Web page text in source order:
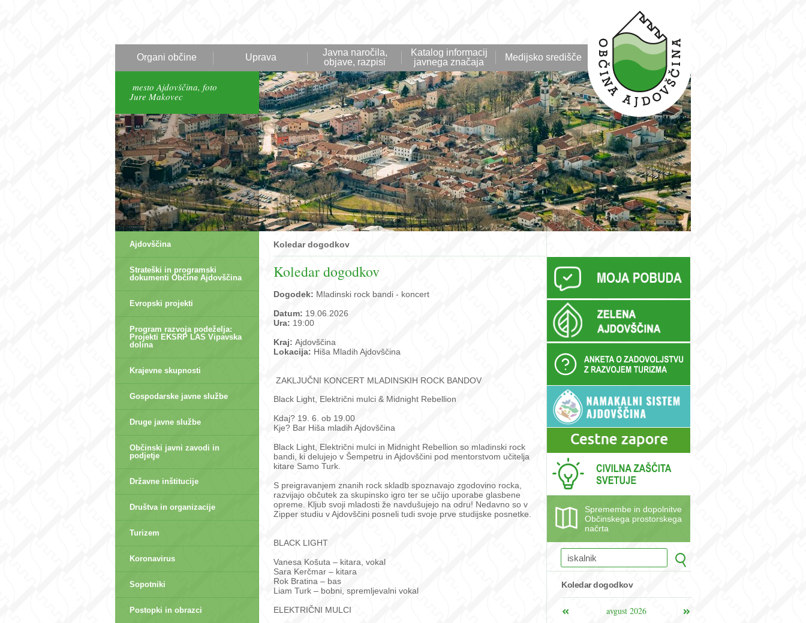
Organi občine Uprava
Javna naročila,
objave, razpisi
Katalog informacij
javnega značaja
Medijsko središče
mesto Ajdovščina, foto
Jure Makovec
Ajdovščina
Strateški in programski
dokumenti Občine Ajdovščina
Evropski projekti
Program razvoja podeželja:
Projekti EKSRP LAS Vipavska
dolina
Krajevne skupnosti
Gospodarske javne službe
Druge javne službe
Občinski javni zavodi in
podjetje
Državne inštitucije
Društva in organizacije
Turizem
Koronavirus
Sopotniki
Postopki in obrazci
Koledar dogodkov
Koledar dogodkov
Dogodek: Mladinski rock bandi - koncert
Datum: 19.06.2026
Ura: 19:00
Kraj: Ajdovščina
Lokacija: Hiša Mladih Ajdovščina
ZAKLJUČNI KONCERT MLADINSKIH ROCK BANDOV
Black Light, Električni mulci & Midnight Rebellion
Kdaj? 19. 6. ob 19.00
Kje? Bar Hiša mladih Ajdovščina
Black Light, Električni mulci in Midnight Rebellion so mladinski rock
bandi, ki delujejo v Šempetru in Ajdovščini pod mentorstvom učitelja
kitare Samo Turk.
S preigravanjem znanih rock skladb spoznavajo zgodovino rocka,
razvijajo občutek za skupinsko igro ter se učijo uporabe glasbene
opreme. Kljub svoji mladosti že navdušujejo na odru! Nedavno so v
Zipper studiu v Ajdovščini posneli tudi svoje prve studijske posnetke.
BLACK LIGHT
Vanesa Košuta – kitara, vokal
Sara Kerčmar – kitara
Rok Bratina – bas
Liam Turk – bobni, spremljevalni vokal
ELEKTRIČNI MULCI
Spremembe in dopolnitve
Občinskega prostorskega
načrta
Koledar dogodkov
avgust 2026